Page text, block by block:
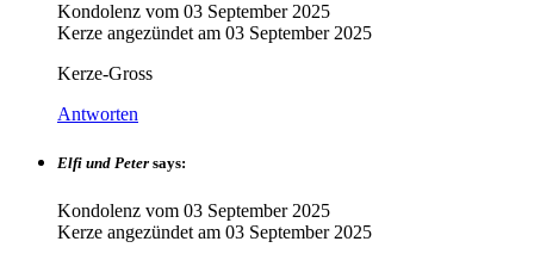
Kondolenz vom 03 September 2025
Kerze angezündet am 03 September 2025
Kerze-Gross
Antworten
Elfi und Peter says:
Kondolenz vom 03 September 2025
Kerze angezündet am 03 September 2025